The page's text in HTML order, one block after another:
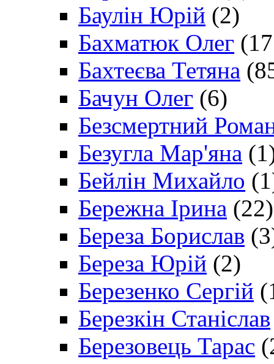
Баулін Юрій (2)
Бахматюк Олег
Бахтеєва Тетяна
Бачун Олег (6)
Безсмертний
Безугла Мар'яна
Бейлін Михайло
Бережна Ірина (22)
Береза Борислав
Береза Юрій (2)
Березенко Сергій
Березкін Станіслав
Березовець Тарас